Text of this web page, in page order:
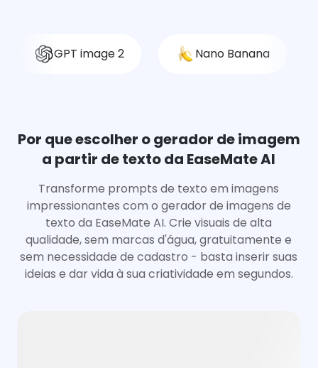
GPT image 2 Nano Banana
Por que escolher o gerador de imagem
a partir de texto da EaseMate AI
Transforme prompts de texto em imagens
impressionantes com o gerador de imagens de
texto da EaseMate AI. Crie visuais de alta
qualidade, sem marcas d'água, gratuitamente e
sem necessidade de cadastro - basta inserir suas
ideias e dar vida à sua criatividade em segundos.